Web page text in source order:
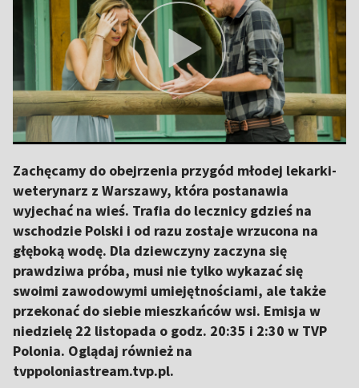
Zachęcamy do obejrzenia przygód młodej lekarki-
weterynarz z Warszawy, która postanawia
wyjechać na wieś. Trafia do lecznicy gdzieś na
wschodzie Polski i od razu zostaje wrzucona na
głęboką wodę. Dla dziewczyny zaczyna się
prawdziwa próba, musi nie tylko wykazać się
swoimi zawodowymi umiejętnościami, ale także
przekonać do siebie mieszkańców wsi. Emisja w
niedzielę 22 listopada o godz. 20:35 i 2:30 w TVP
Polonia. Oglądaj również na
tvppoloniastream.tvp.pl.